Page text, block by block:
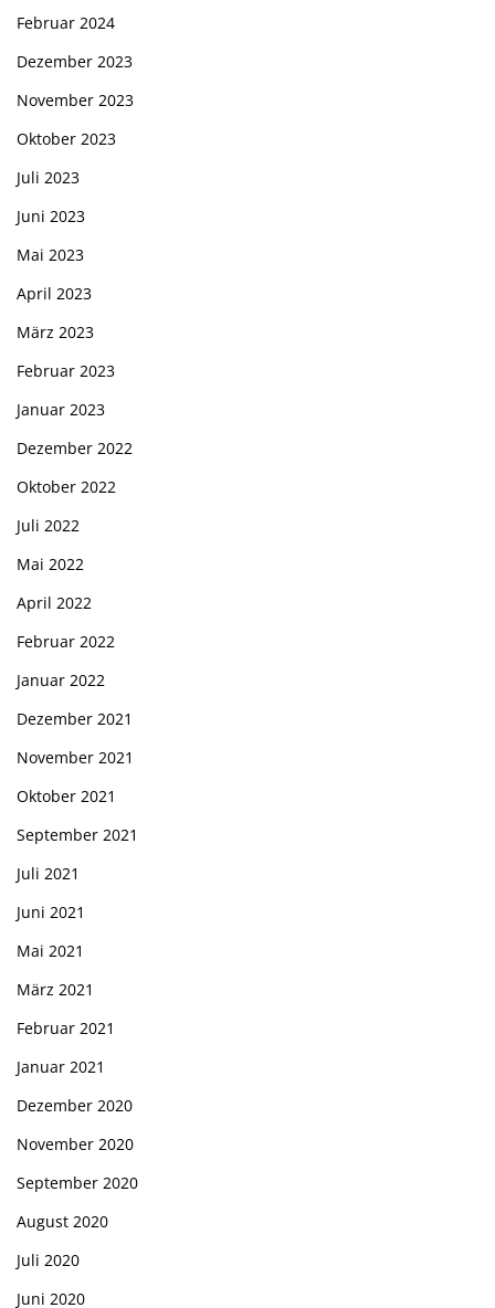
Februar 2024
Dezember 2023
November 2023
Oktober 2023
Juli 2023
Juni 2023
Mai 2023
April 2023
März 2023
Februar 2023
Januar 2023
Dezember 2022
Oktober 2022
Juli 2022
Mai 2022
April 2022
Februar 2022
Januar 2022
Dezember 2021
November 2021
Oktober 2021
September 2021
Juli 2021
Juni 2021
Mai 2021
März 2021
Februar 2021
Januar 2021
Dezember 2020
November 2020
September 2020
August 2020
Juli 2020
Juni 2020